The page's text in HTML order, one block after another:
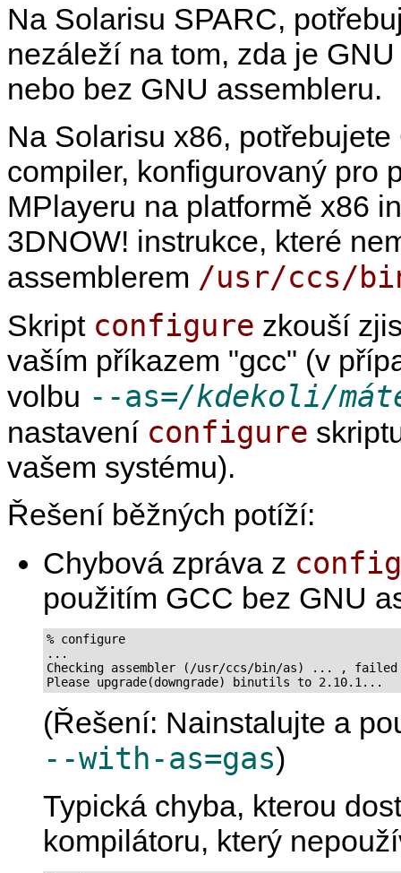
Na Solarisu SPARC,
nezáleží na tom, zda je
nebo bez GNU assembleru.
Na Solarisu x86,
compiler, konfigurovaný pro
MPlayeru na platformě x86
3DNOW! instrukce, které
assemblerem /usr/ccs/
Skript configure zkouší
vaším příkazem "gcc" (v
volbu --as=/kdekoli/
nastavení configure
vašem systému).
Řešení běžných potíží:
Chybová zpráva z
použitím GCC bez GNU
% configure
...
Checking assembler (/usr/ccs/bin/as) ... , failed
Please upgrade(downgrade) binutils to 2.10.1...
(Řešení: Nainstalujte a
--with-as=gas)
Typická chyba, kterou
kompilátoru, který